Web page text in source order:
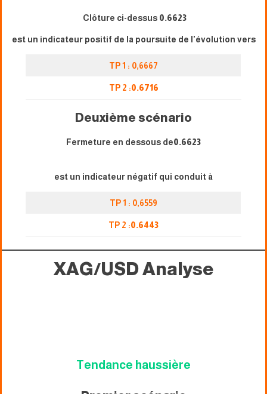
Clôture ci-dessus 0.6623
est un indicateur positif de la poursuite de l'évolution vers
TP 1 : 0,6667
TP 2 :0.6716
Deuxième scénario
Fermeture en dessous de0.6623
est un indicateur négatif qui conduit à
TP 1 : 0,6559
TP 2 :0.6443
XAG/USDAnalyse
Tendance haussière